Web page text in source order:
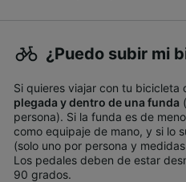
¿Puedo subir mi
Si quieres viajar con tu bicicleta
plegada y dentro de una funda
persona). Si la funda es de
como equipaje de mano, y si lo
(solo uno por persona y
Los pedales deben de estar
90 grados.